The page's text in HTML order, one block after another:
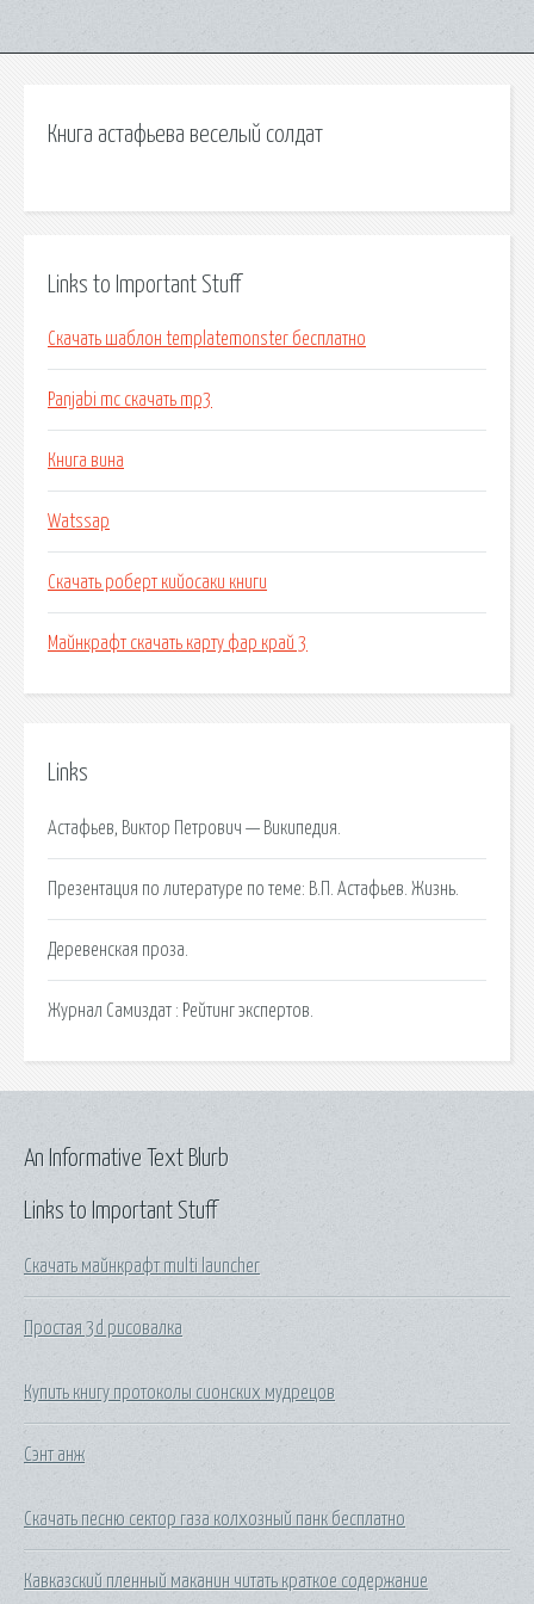
Книга астафьева веселый солдат
Links to Important Stuff
Скачать шаблон templatemonster бесплатно
Panjabi mc скачать mp3
Книга вина
Watssap
Скачать роберт кийосаки книги
Майнкрафт скачать карту фар край 3
Links
Астафьев, Виктор Петрович — Википедия.
Презентация по литературе по теме: В.П. Астафьев. Жизнь.
Деревенская проза.
Журнал Самиздат : Рейтинг экспертов.
Links to Important Stuff
Скачать майнкрафт multi launcher
Простая 3d рисовалка
Купить книгу протоколы сионских мудрецов
Сэнт анж
Скачать песню сектор газа колхозный панк бесплатно
Кавказский пленный маканин читать краткое содержание
An Informative Text Blurb